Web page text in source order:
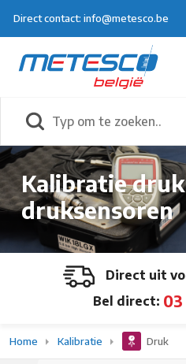
Direct contact: info@metesco.be
Kalibratie
druksensoren
Direct uit
Bel direct:
Home Kalibratie Druk